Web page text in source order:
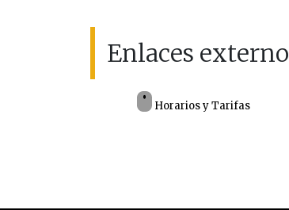
Enlaces
Horarios y Tarifas